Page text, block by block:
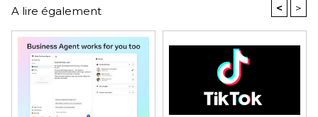
A lire également < >